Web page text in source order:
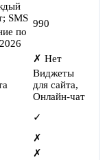
SMS
по
990
✗ Нет
Виджеты
для сайта,
Онлайн-чат
✓
✗
✗